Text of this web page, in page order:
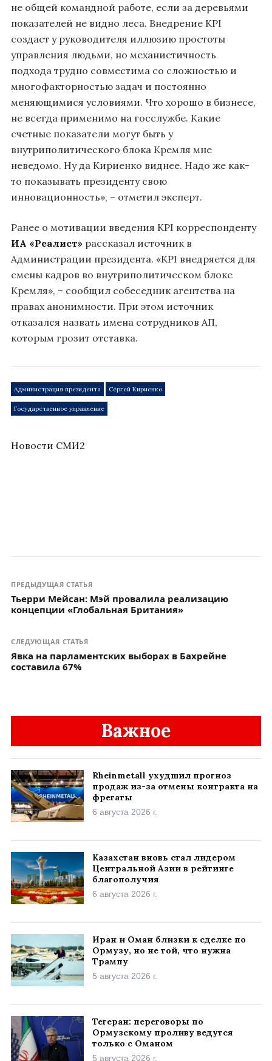
не общей командной работе, если за деревьями
показателей не видно леса. Внедрение KPI
создаст у руководителя иллюзию простоты
управления людьми, но механистичность
подхода трудно совместима со сложностью и
многофакторностью задач и постоянно
меняющимися условиями. Что хорошо в бизнесе,
не всегда применимо на госслужбе. Какие
счетные показатели могут быть у
внутриполитического блока Кремля мне
неведомо. Ну да Кириенко виднее. Надо же как-
то показывать президенту свою
инновационность», – отметил эксперт.
Ранее о мотивации введения KPI корреспонденту
ИА «Реалист» рассказал источник в
Администрации президента. «KPI внедряется для
смены кадров во внутриполитическом блоке
Кремля», – сообщил собеседник агентства на
правах анонимности. При этом источник
отказался назвать имена сотрудников АП,
которым грозит отставка.
Администрация президента Сергей Кириенко
Государственное управление
Новости СМИ2
ПРЕДЫДУЩАЯ СТАТЬЯ
Тьерри Мейсан: Мэй провалила реализацию
концепции «Глобальная Британия»
СЛЕДУЮЩАЯ СТАТЬЯ
Явка на парламентских выборах в Бахрейне
составила 67%
Важное
Rheinmetall ухудшил прогноз
продаж из-за отмены контракта на
фрегаты
6 августа 2026 г.
Казахстан вновь стал лидером
Центральной Азии в рейтинге
благополучия
6 августа 2026 г.
Иран и Оман близки к сделке по
Ормузу, но не той, что нужна
Трампу
5 августа 2026 г.
Тегеран: переговоры по
Ормузскому проливу ведутся
только с Оманом
5 августа 2026 г.